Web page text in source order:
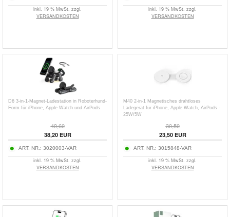
inkl. 19 % MwSt. zzgl.
VERSANDKOSTEN
inkl. 19 % MwSt. zzgl.
VERSANDKOSTEN
D6 3-in-1-Magnet-Ladestation in Roboterhund-
Form für iPhone, Apple Watch und AirPods
49,60
38,20EUR
ART. NR.: 3020003-VAR
inkl. 19 % MwSt. zzgl.
VERSANDKOSTEN
M40 2-in-1 Magnetisches drahtloses
Ladegerät für iPhone, Apple Watch, AirPods -
25W/5W
30,50
23,50EUR
ART. NR.: 3015848-VAR
inkl. 19 % MwSt. zzgl.
VERSANDKOSTEN